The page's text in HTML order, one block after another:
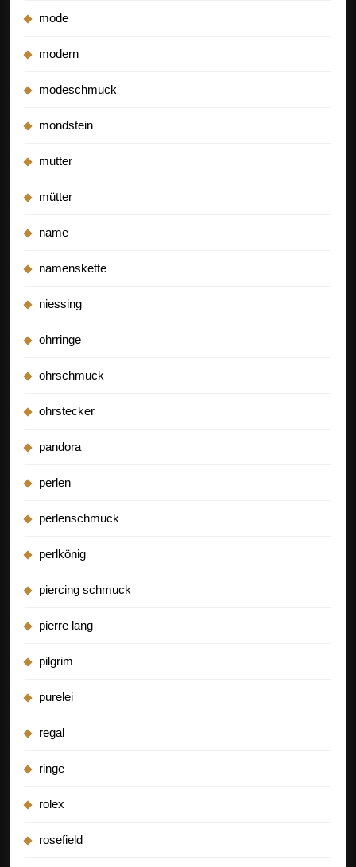
mode
modern
modeschmuck
mondstein
mutter
mütter
name
namenskette
niessing
ohrringe
ohrschmuck
ohrstecker
pandora
perlen
perlenschmuck
perlkönig
piercing schmuck
pierre lang
pilgrim
purelei
regal
ringe
rolex
rosefield